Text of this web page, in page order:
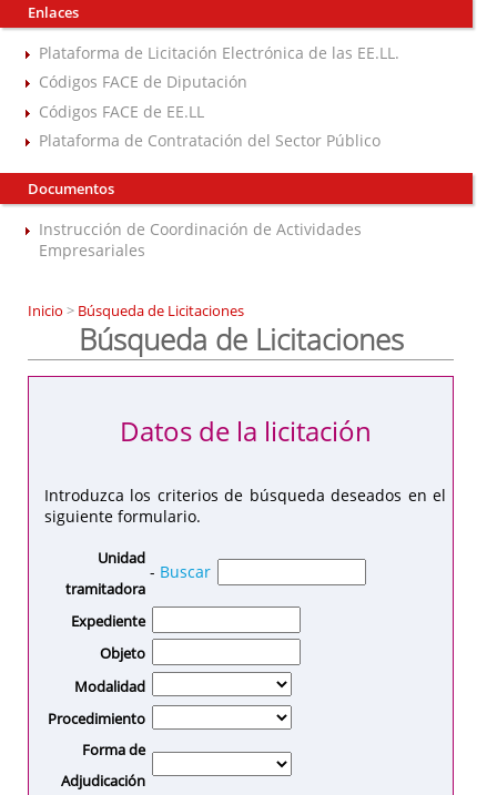
Enlaces
Plataforma de Licitación Electrónica de las EE.LL.
Códigos FACE de Diputación
Códigos FACE de EE.LL
Plataforma de Contratación del Sector Público
Documentos
Instrucción de Coordinación de Actividades
Empresariales
Inicio > Búsqueda de Licitaciones
Búsqueda de Licitaciones
Introduzca los criterios de búsqueda deseados en el
siguiente formulario.
Datos de la licitación
Unidad
tramitadora
- Buscar
Expediente
Objeto
Modalidad
Procedimiento
Forma de
Adjudicación